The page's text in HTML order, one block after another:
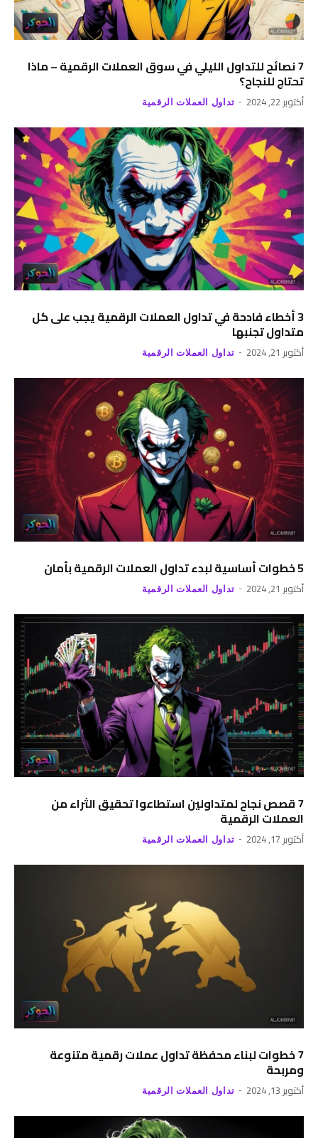
7 نصائح للتداول الليلي في سوق العملات الرقمية – ماذا
تحتاج للنجاح؟
أكتوبر 22, 2024 تداول العملات الرقمية
3 أخطاء فادحة في تداول العملات الرقمية يجب على كل
متداول تجنبها
أكتوبر 21, 2024 تداول العملات الرقمية
5 خطوات أساسية لبدء تداول العملات الرقمية بأمان
أكتوبر 21, 2024 تداول العملات الرقمية
7 قصص نجاح لمتداولين استطاعوا تحقيق الثراء من
العملات الرقمية
أكتوبر 17, 2024 تداول العملات الرقمية
7 خطوات لبناء محفظة تداول عملات رقمية متنوعة
ومربحة
أكتوبر 13, 2024 تداول العملات الرقمية